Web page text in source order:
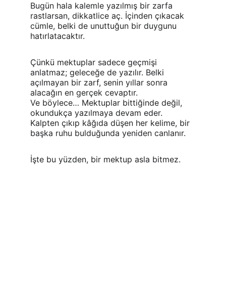
Bugün hala kalemle yazılmış bir zarfa
rastlarsan, dikkatlice aç. İçinden çıkacak
cümle, belki de unuttuğun bir duygunu
hatırlatacaktır.
Çünkü mektuplar sadece geçmişi
anlatmaz; geleceğe de yazılır. Belki
açılmayan bir zarf, senin yıllar sonra
alacağın en gerçek cevaptır.
Ve böylece… Mektuplar bittiğinde değil,
okundukça yazılmaya devam eder.
Kalpten çıkıp kâğıda düşen her kelime, bir
başka ruhu bulduğunda yeniden canlanır.
İşte bu yüzden, bir mektup asla bitmez.